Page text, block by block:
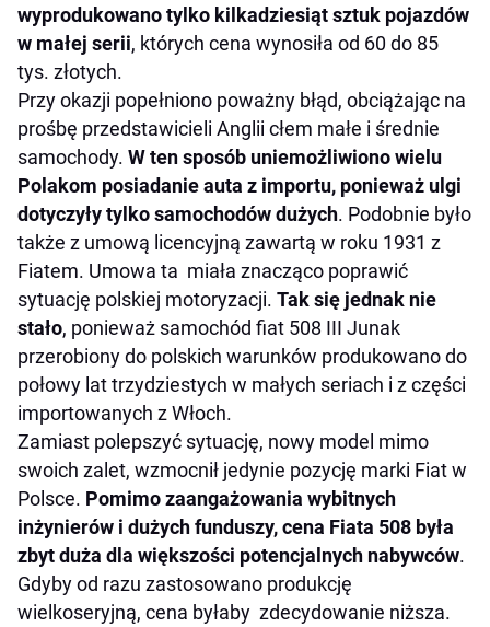
wyprodukowano tylko kilkadziesiąt sztuk pojazdów
w małej serii, których cena wynosiła od 60 do 85
tys. złotych.
Przy okazji popełniono poważny błąd, obciążając na
prośbę przedstawicieli Anglii cłem małe i średnie
samochody. W ten sposób uniemożliwiono wielu
Polakom posiadanie auta z importu, ponieważ ulgi
dotyczyły tylko samochodów dużych. Podobnie było
także z umową licencyjną zawartą w roku 1931 z
Fiatem. Umowa ta miała znacząco poprawić
sytuację polskiej motoryzacji. Tak się jednak nie
stało, ponieważ samochód fiat 508 III Junak
przerobiony do polskich warunków produkowano do
połowy lat trzydziestych w małych seriach i z części
importowanych z Włoch.
Zamiast polepszyć sytuację, nowy model mimo
swoich zalet, wzmocnił jedynie pozycję marki Fiat w
Polsce. Pomimo zaangażowania wybitnych
inżynierów i dużych funduszy, cena Fiata 508 była
zbyt duża dla większości potencjalnych nabywców.
Gdyby od razu zastosowano produkcję
wielkoseryjną, cena byłaby zdecydowanie niższa.